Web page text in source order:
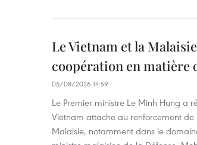
Le Vietnam et la
coopération en matière
05/08/2026 14:59
Le Premier ministre Le Minh Hung a
Vietnam attache au renforcement
Malaisie, notamment dans le